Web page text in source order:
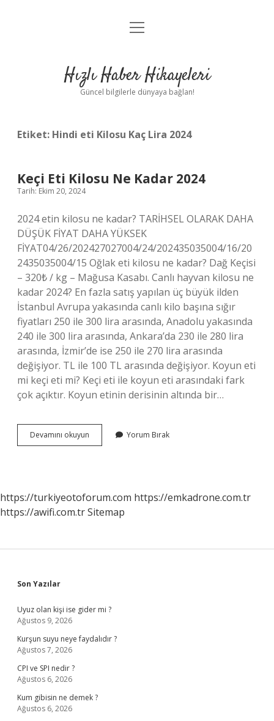
Anasayfa
Yasal Uyarı
menüyü
Hızlı Haber Hikayeleri
Güncel bilgilerle dünyaya bağlan!
Etiket: Hindi eti Kilosu Kaç Lira 2024
Keçi Eti Kilosu Ne Kadar 2024
Tarih: Ekim 20, 2024
2024 etin kilosu ne kadar? TARİHSEL OLARAK DAHA
DÜŞÜK FİYAT DAHA YÜKSEK
FİYAT04/26/202427027004/24/202435035004/16/20
2435035004/15 Oğlak eti kilosu ne kadar? Dağ Keçisi
– 320₺ / kg – Mağusa Kasabı. Canlı hayvan kilosu ne
kadar 2024? En fazla satış yapılan üç büyük ilden
İstanbul Avrupa yakasında canlı kilo başına sığır
fiyatları 250 ile 300 lira arasında, Anadolu yakasında
240 ile 300 lira arasında, Ankara’da 230 ile 280 lira
arasında, İzmir’de ise 250 ile 270 lira arasında
değişiyor. TL ile 100 TL arasında değişiyor. Koyun eti
mi keçi eti mi? Keçi eti ile koyun eti arasındaki fark
çok açıktır. Koyun etinin derisinin altında bir…
Devamını okuyun
Eti
Yorum Bırak
https://turkiyeotoforum.com https://emkadrone.com.tr
https://awifi.com.trSitemap
Sidebar
Son Yazılar
Uyuz olan kişi ise gider mi ?
Ağustos 9, 2026
Kurşun suyu neye faydalıdır ?
Ağustos 7, 2026
CPI ve SPI nedir ?
Ağustos 6, 2026
Kum gibisin ne demek ?
Ağustos 6, 2026